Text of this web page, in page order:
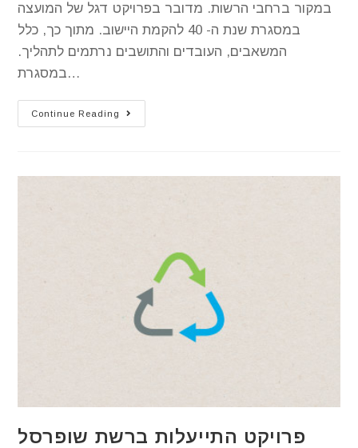
במקור ברחבי הרשות. מדובר בפרויקט דגל של המועצה
במסגרת שנת ה- 40 להקמת היישוב. מתוך כך, כלל
המשאבים, העובדים והתושבים נרתמים לתהליך.
במסגרת…
Continue Reading
פרויקט התייעלות ברשת שופרסל